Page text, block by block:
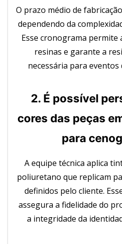
O prazo médio de
dependendo da
Esse cronograma permite
resinas e garante a
necessária para eventos
2. É possível
cores das peças
para
A equipe técnica aplica
poliuretano que replicam
definidos pelo cliente.
assegura a fidelidade do
a integridade da